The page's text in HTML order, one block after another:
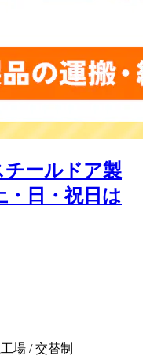
チールドア製
・日・祝日は
場 / 交替制